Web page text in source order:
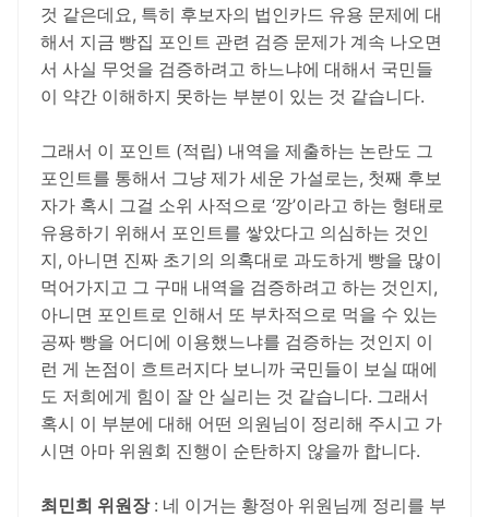
것 같은데요, 특히 후보자의 법인카드 유용 문제에 대
해서 지금 빵집 포인트 관련 검증 문제가 계속 나오면
서 사실 무엇을 검증하려고 하느냐에 대해서 국민들
이 약간 이해하지 못하는 부분이 있는 것 같습니다.
그래서 이 포인트 (적립) 내역을 제출하는 논란도 그
포인트를 통해서 그냥 제가 세운 가설로는, 첫째 후보
자가 혹시 그걸 소위 사적으로 ‘깡’이라고 하는 형태로
유용하기 위해서 포인트를 쌓았다고 의심하는 것인
지, 아니면 진짜 초기의 의혹대로 과도하게 빵을 많이
먹어가지고 그 구매 내역을 검증하려고 하는 것인지,
아니면 포인트로 인해서 또 부차적으로 먹을 수 있는
공짜 빵을 어디에 이용했느냐를 검증하는 것인지 이
런 게 논점이 흐트러지다 보니까 국민들이 보실 때에
도 저희에게 힘이 잘 안 실리는 것 같습니다. 그래서
혹시 이 부분에 대해 어떤 의원님이 정리해 주시고 가
시면 아마 위원회 진행이 순탄하지 않을까 합니다.
최민희 위원장 : 네 이거는 황정아 위원님께 정리를 부